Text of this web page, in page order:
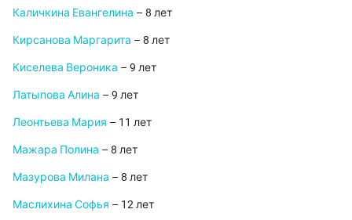
Каличкина Евангелина – 8 лет
Кирсанова Маргарита – 8 лет
Киселева Вероника – 9 лет
Латыпова Алина – 9 лет
Леонтьева Мария – 11 лет
Мажара Полина – 8 лет
Мазурова Милана – 8 лет
Маслихина Софья – 12 лет